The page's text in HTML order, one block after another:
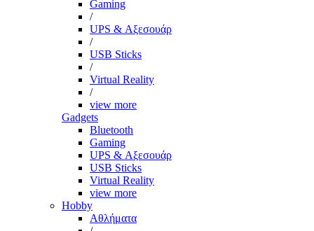
Gaming
/
UPS & Αξεσουάρ
/
USB Sticks
/
Virtual Reality
/
view more
Gadgets
Bluetooth
Gaming
UPS & Αξεσουάρ
USB Sticks
Virtual Reality
view more
Hobby
Αθλήματα